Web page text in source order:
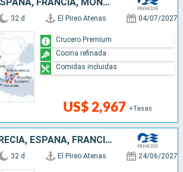
GRECIA, ITALIA, ESPAÑA, FRANCIA, MONTENEGRO, TURQUÍA
32 d El Pireo Atenas 04/07/2027
US$ 2,967 +Tasas
Crucero Premium
Cocina refinada
Comidas incluidas
MONTENEGRO, GRECIA, ESPAÑA, FRANCIA, ITALIA, TURQUÍA
32 d El Pireo Atenas 24/06/2027